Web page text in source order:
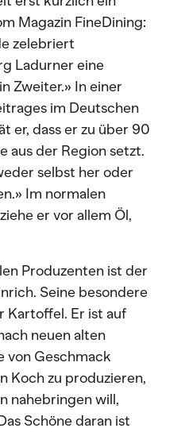
Magazin FineDining:
zelebriert
Ladurner eine
Zweiter.» In einer
im Deutschen
er, dass er zu über 90
aus der Region setzt.
selbst her oder
Im normalen
er vor allem Öl,
Produzenten ist der
Seine besondere
Kartoffel. Er ist auf
neuen alten
von Geschmack
Koch zu produzieren,
nahebringen will,
Schöne daran ist